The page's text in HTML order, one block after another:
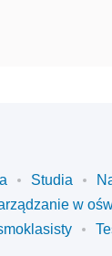
Studia
w